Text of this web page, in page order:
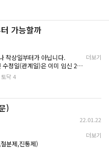
걱정
을
선택
응
생
이
주는
초음파랑 피검사 하
을 것 같긴 하지만
당장 임신한 상태로
수술로 진행하기로
고 한다던데
가능할까
착상일부터가 아닙니다.
수정일(관계일)은 이미 임신 2주
아직 완전히 자궁에 안착된 시
임신 4-5주 정도라고 말할 수
5주 이상 지나서 초음파로 확인
3주에도 초음파로 확인이 가
있습니다.
더보기
토닥 4
)
22.01.22
분제,진통제)
더보기